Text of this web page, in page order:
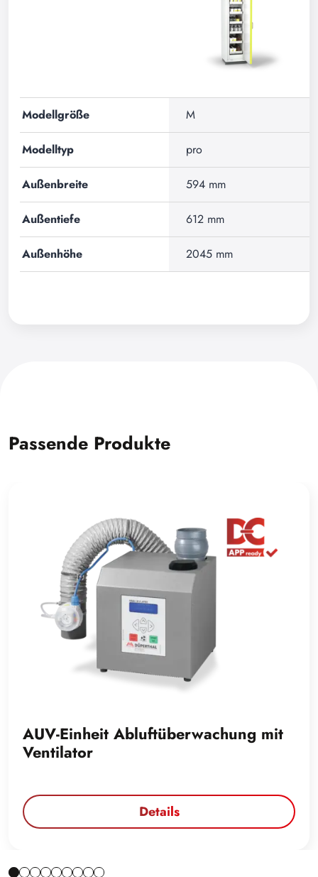
Modellgröße M
Modelltyp pro
Außenbreite 594 mm
Außentiefe 612 mm
Außenhöhe 2045 mm
Passende Produkte
AUV-Einheit Abluftüberwachung mit
Ventilator
Details